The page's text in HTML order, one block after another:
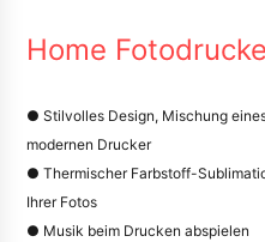
Home
● Stilvolles Design, Mischung
modernen Drucker
● Thermischer Farbstoff-
Ihrer Fotos
● Musik beim Drucken abspielen